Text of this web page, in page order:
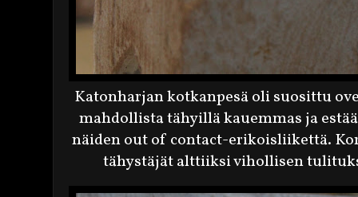
Katonharjan kotkanpesä oli suosittu
mahdollista tähyillä kauemmas ja
näiden out of contact-erikoisliikettä.
tähystäjät alttiiksi vihollisen